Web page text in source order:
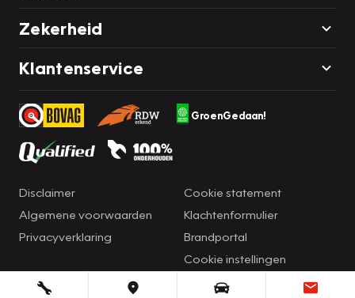
Zekerheid
Klantenservice
GroenGedaan!
Disclaimer
Algemene voorwaarden
Privacyverklaring
Cookie statement
Klachtenformulier
Brandportal
Cookie instellingen